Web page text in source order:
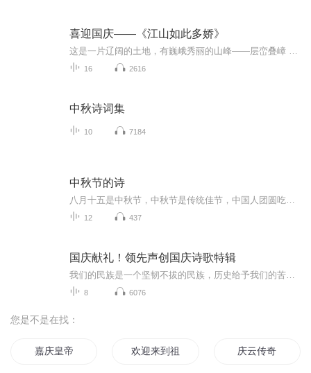
喜迎国庆——《江山如此多娇》
16 2616
中秋诗词集
10 7184
中秋节的诗
12 437
国庆献礼！领先声创国庆诗歌特辑
8 6076
您是不是在找：
嘉庆皇帝 欢迎来到祖安大舞台 庆云传奇